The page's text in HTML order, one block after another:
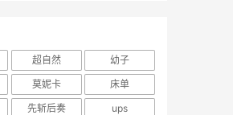
超自然
幼子
莫妮卡
床单
先斩后奏
ups